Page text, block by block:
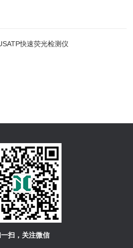
快速荧光检测仪
扫，关注微信